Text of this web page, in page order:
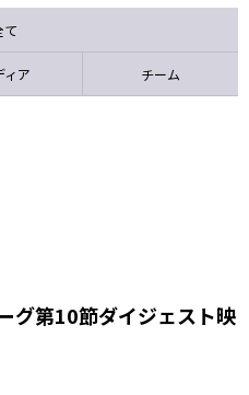
て
ィア チーム
グ第10節ダイジェスト映